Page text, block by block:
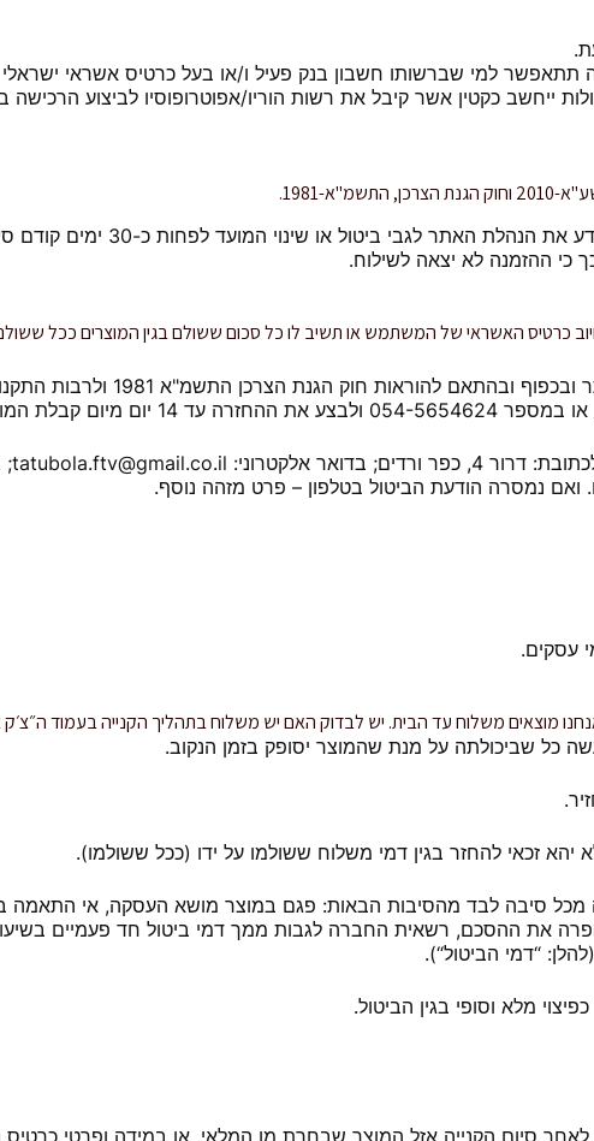
הינה לכל אזרח אשר מלאו לו 18 שנים. הזמנה תתאפשר למי שברשותו חשבון בנק פעיל ו/או בעל כרטיס
ייחשב כקטין אשר קיבל את רשות הוריו/אפוטרופוסיו לביצוע הרכישה
1981.
לגבי ביטול או שינוי המועד לפחות כ-30 ימים קודם סיום ההתקשרות.
האשראי של המשתמש או תשיב לו כל סכום ששולם בגין המוצרים ככל
• החזרות וביטול עסקה יבוצעו בהתאם לאמור
נמסרה הודעת הביטול בטלפון – פרט מזהה נוסף.
מוצאים משלוח עד הבית. יש לבדוק האם יש משלוח בתהליך הקנייה בעמוד ה״צ׳ק
כל שביכולתה על מנת שהמוצר יסופק בזמן הנקוב.
זכאי להחזר בגין דמי משלוח ששולמו על ידו (ככל ששולמו).
סיבה לבד מהסיבות הבאות: פגם במוצר מושא העסקה, אי התאמה
מלא וסופי בגין הביטול.
סיום הקנייה אזל המוצר שבחרת מן המלאי, או במידה ופרטי